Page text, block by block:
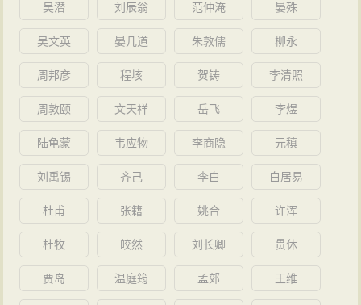
吴潜 刘辰翁 范仲淹 晏殊
吴文英 晏几道 朱敦儒 柳永
周邦彦 程垓 贺铸 李清照
周敦颐 文天祥 岳飞 李煜
陆龟蒙 韦应物 李商隐 元稹
刘禹锡 齐己 李白 白居易
杜甫 张籍 姚合 许浑
杜牧 皎然 刘长卿 贯休
贾岛 温庭筠 孟郊 王维